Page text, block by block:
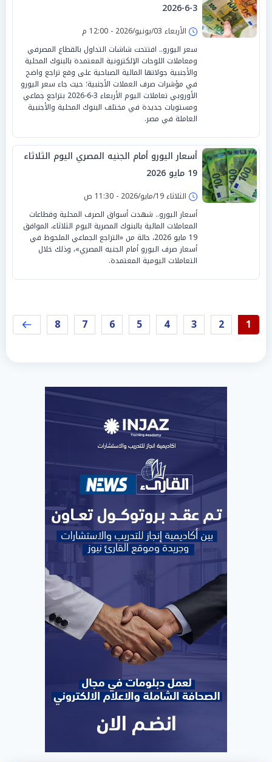
3-6-2026
الأربعاء 03/يونيو/2026 - 12:00 م
سعر اليورو.. افتتحت شاشات التداول بالقطاع المصرفي
ومعاملات اللوحات الإلكترونية المعتمدة بالبنوك المحلية
والأجنبية جولاتها المالية الصباحية على وقع تراجع واضح
في مؤشرات صرف العملات الأجنبية؛ حيث جاء سعر اليورو
الأوروبي تعاملات اليوم الأربعاء 3-6-2026 بتراجع جماعي
ومستويات جديدة في مختلف البنوك المحلية والأجنبية
العاملة في مصر.
أسعار اليورو أمام الجنيه المصري اليوم الثلاثاء
19 مايو 2026
الثلاثاء 19/مايو/2026 - 11:30 ص
أسعار اليورو.. شهدت أسواق الصرف المحلية وقطاعات
المعاملات المالية بالبنوك المصرية اليوم الثلاثاء، الموافق
19 مايو 2026، حالة من «التراجع الجماعي الملحوظ في
أسعار صرف اليورو أمام الجنيه المصري»، وذلك خلال
التعاملات اليومية المعتمدة.
1
2
3
4
5
6
7
8